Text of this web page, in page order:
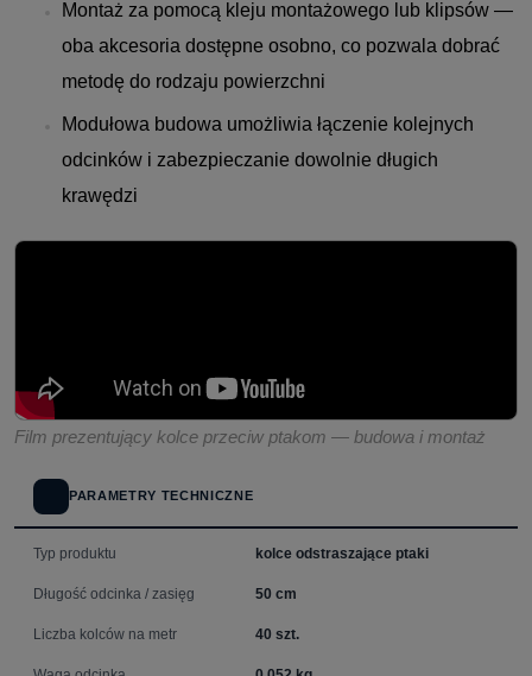
Montaż za pomocą kleju montażowego lub klipsów —
oba akcesoria dostępne osobno, co pozwala dobrać
metodę do rodzaju powierzchni
Modułowa budowa umożliwia łączenie kolejnych
odcinków i zabezpieczanie dowolnie długich
krawędzi
Film prezentujący kolce przeciw ptakom — budowa i montaż
PARAMETRY TECHNICZNE
Typ produktu kolce odstraszające ptaki
Długość odcinka / zasięg 50 cm
Liczba kolców na metr 40 szt.